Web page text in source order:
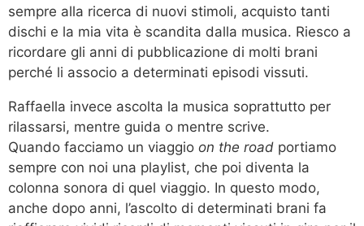
sempre alla ricerca di nuovi stimoli, acquisto tanti
dischi e la mia vita è scandita dalla musica. Riesco a
ricordare gli anni di pubblicazione di molti brani
perché li associo a determinati episodi vissuti.
Raffaella invece ascolta la musica soprattutto per
rilassarsi, mentre guida o mentre scrive.
Quando facciamo un viaggio on the road portiamo
sempre con noi una playlist, che poi diventa la
colonna sonora di quel viaggio. In questo modo,
anche dopo anni, l’ascolto di determinati brani fa